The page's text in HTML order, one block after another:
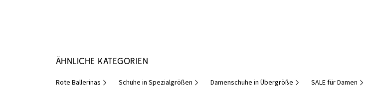
Ähnliche Kategorien
Rote Ballerinas Schuhe in Spezialgrößen Damenschuhe in Übergröße SALE für Damen